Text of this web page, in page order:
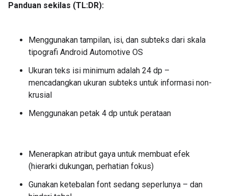
Panduan sekilas (TL:DR):
Menggunakan tampilan, isi, dan subteks dari skala
tipografi Android Automotive OS
Ukuran teks isi minimum adalah 24 dp –
mencadangkan ukuran subteks untuk informasi non-
krusial
Menggunakan petak 4 dp untuk perataan
Menerapkan atribut gaya untuk membuat efek
(hierarki dukungan, perhatian fokus)
Gunakan ketebalan font sedang seperlunya – dan